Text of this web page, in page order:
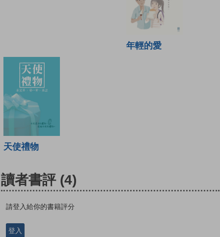
年輕的愛
天使禮物
讀者書評 (4)
請登入給你的書籍評分
登入